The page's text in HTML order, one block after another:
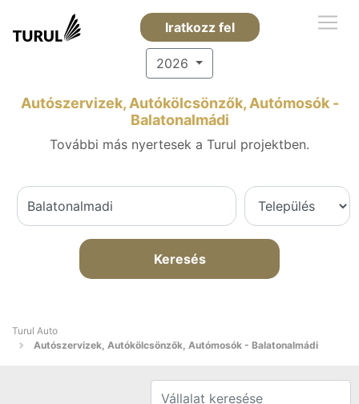
Iratkozz fel
2026
Autószervizek, Autókölcsönzők, Autómosók -
Balatonalmádi
További más nyertesek a Turul projektben.
Keresés
Turul Auto
Autószervizek, Autókölcsönzők, Autómosók - Balatonalmádi